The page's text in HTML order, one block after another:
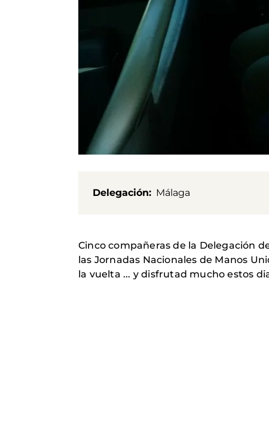
Delegación Málaga
Cinco compañeras de la Delegación
las Jornadas Nacionales de Manos
la vuelta ... y disfrutad mucho estos